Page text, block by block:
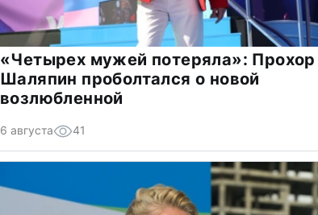
«Четырех мужей потеряла»: Прохор
Шаляпин проболтался о новой
возлюбленной
6 августа 41